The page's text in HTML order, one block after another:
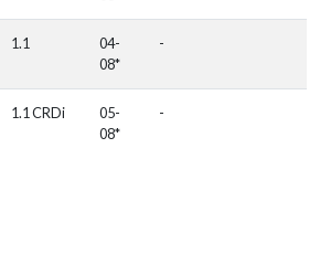
1.1
04-
08*
-
1.1 CRDi
05-
08*
-